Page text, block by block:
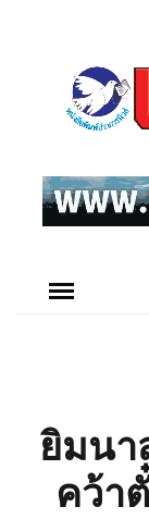
ยิมนา
คว้า